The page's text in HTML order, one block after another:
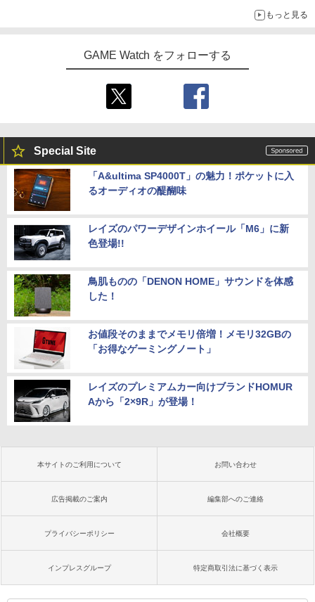
『映画 ラブライブ！蓮ノ空女学院スクー
ルアイドルクラブ Bloom Garden Part
￥8,589
大容量 Switch2/Switch通常モデル/Swit
ーチ スタンド/コントローラー/カード/ド
ックなど収納可能 カバー 収納ボックス
￥2,880
Nintendo Switch 2 ACアダプター
￥3,974
がんばれゴエモン大集合！ PS5版
【楽天ブックス限定全巻購入特典】逃げ
上手の若君 12 (完全生産限定版)【Blu-
ray】(描き下ろしイラスト(時行 B)使用
A3タペストリー+アクリルキーホルダー)
もっと見る
GAME Watch をフォローする
Special Site
「A&ultima SP4000T」の魅力！ポケットに入
るオーディオの醍醐味
レイズのパワーデザインホイール「M6」に新
色登場!!
鳥肌ものの「DENON HOME」サウンドを体感
した！
お値段そのままでメモリ倍増！メモリ32GBの
「お得なゲーミングノート」
レイズのプレミアムカー向けブランドHOMUR
Aから「2×9R」が登場！
本サイトのご利用について お問い合わせ
広告掲載のご案内 編集部へのご連絡
プライバシーポリシー 会社概要
インプレスグループ 特定商取引法に基づく表示